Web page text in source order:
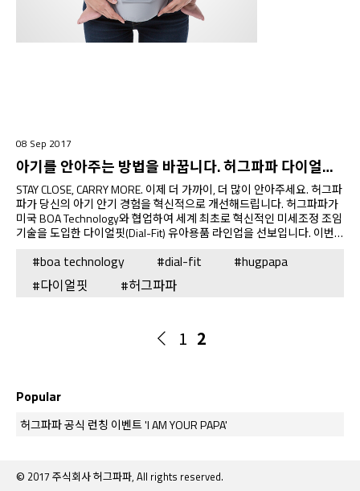
08 Sep 2017
아기를 안아주는 방법을 바꿉니다. 허그파파 다이얼핏(Dial-Fit) 아기띠가 프리런칭되었습니다!
STAY CLOSE, CARRY MORE. 이제 더 가까이, 더 많이 안아주세요. 허그파
파가 당신의 아기 안기 경험을 혁신적으로 개선해드립니다. 허그파파가
미국 BOA Technology와 협업하여 세계 최초로 혁신적인 미세조정 조임
기술을 도입한 다이얼핏(Dial-Fit) 유아용품 라인업을 선보입니다. 이번
과 같습니다. *다이얼핏 쓰리인원 힙시트 아기띠 (Dial-Fit 3-in-1 Hip
Seat Baby Carrier) *다이얼핏 투웨이 아기 의자 부스터 (Dial-Fit 2 Way
Baby Chair Booster) *코쿤 아기띠 워머 (Cocoon Baby Carrier
부탁드립니다! Wadiz 바로 가기 고맙습니다.
#boa technology #dial-fit
#hugpapa
#다이얼핏
#허그파파
1 2
Popular
허그파파 공식 런칭 이벤트 'I AM YOUR PAPA'
© 2017 주식회사 허그파파, All rights reserved.